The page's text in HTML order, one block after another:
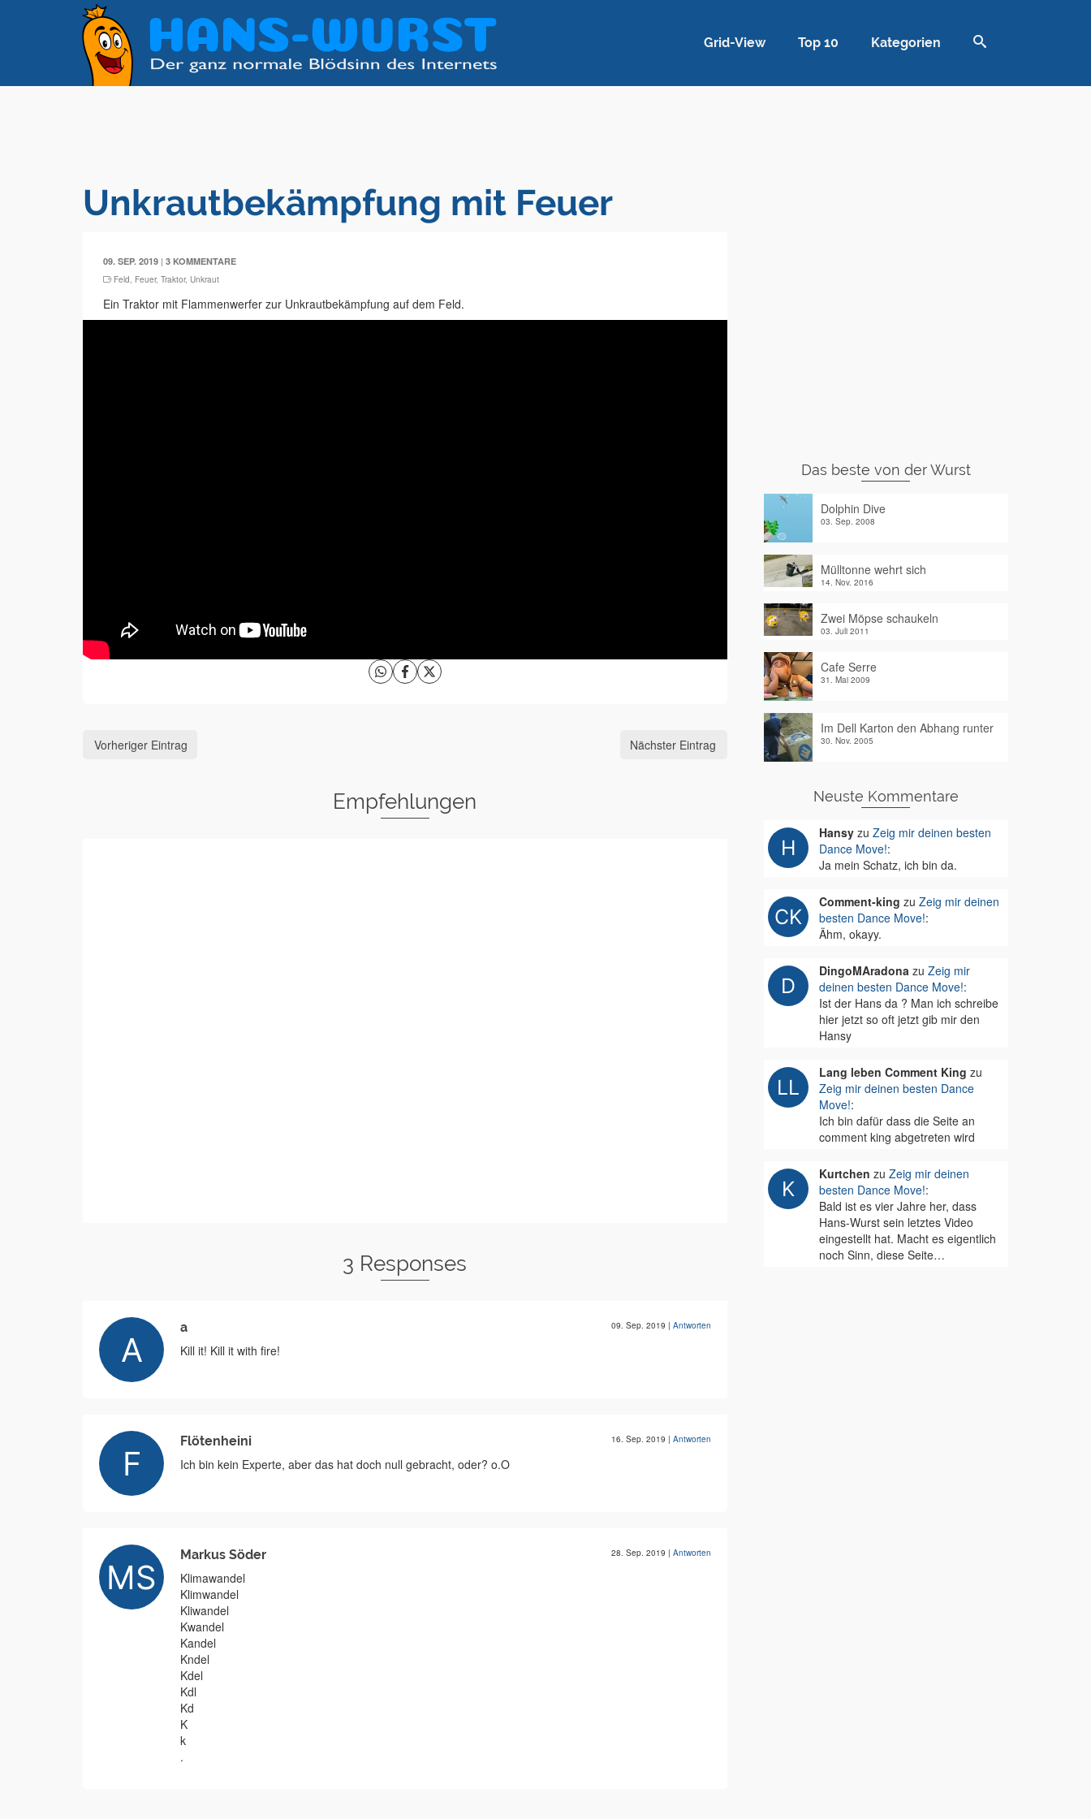
Grid-View Top 10 Kategorien
Unkrautbekämpfung mit Feuer
09. SEP. 2019 | 3 KOMMENTARE
Feld, Feuer, Traktor, Unkraut
Ein Traktor mit Flammenwerfer zur Unkrautbekämpfung auf dem Feld.
Vorheriger Eintrag Nächster Eintrag
Empfehlungen
3 Responses
a 09. Sep. 2019 | Antworten
Kill it! Kill it with fire!
Flötenheini 16. Sep. 2019 | Antworten
Ich bin kein Experte, aber das hat doch null gebracht, oder? o.O
Markus Söder 28. Sep. 2019 | Antworten
Klimawandel
Klimwandel
Kliwandel
Kwandel
Kandel
Kndel
Kdel
Kdl
Kd
K
k
.
Das beste von der Wurst
Dolphin Dive
03. Sep. 2008
Mülltonne wehrt sich
14. Nov. 2016
Zwei Möpse schaukeln
03. Juli 2011
Cafe Serre
31. Mai 2009
Im Dell Karton den Abhang runter
30. Nov. 2005
Neuste Kommentare
Hansyzu Zeig mir deinen besten
Dance Move!:
Ja mein Schatz, ich bin da.
Comment-king zu Zeig mir deinen
besten Dance Move!:
Ähm, okayy.
DingoMAradonazu Zeig mir
deinen besten Dance Move!:
Ist der Hans da ? Man ich schreibe
hier jetzt so oft jetzt gib mir den
Hansy
Lang leben Comment King zu
Zeig mir deinen besten Dance
Move!:
Ich bin dafür dass die Seite an
comment king abgetreten wird
Kurtchen zu Zeig mir deinen
besten Dance Move!:
Bald ist es vier Jahre her, dass
Hans-Wurst sein letztes Video
eingestellt hat. Macht es eigentlich
noch Sinn, diese Seite…